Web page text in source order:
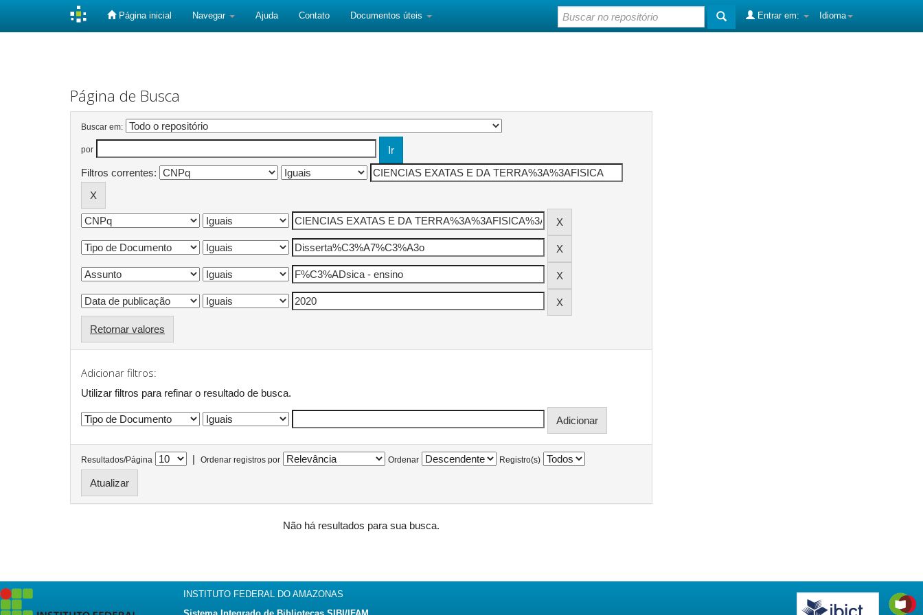
Página inicial Navegar Ajuda Contato Documentos úteis Idioma
Entrar em:
Página de Busca
Buscar em:
por
Filtros correntes:
Retornar valores
Adicionar filtros:
Utilizar filtros para refinar o resultado de busca.
Resultados/Página | Ordenar registros por Ordenar Registro(s)
Não há resultados para sua busca.
INSTITUTO FEDERAL DO AMAZONAS